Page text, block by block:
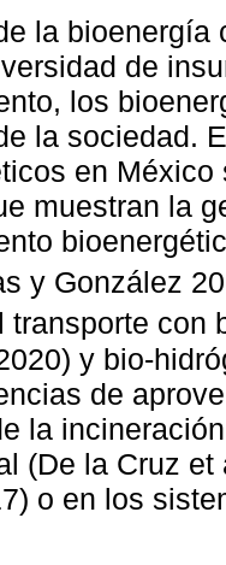
la bioenergía
de
los
la sociedad.
en
muestran la
y González
transporte con
y bio-
de
la
(De la Cruz
o en los